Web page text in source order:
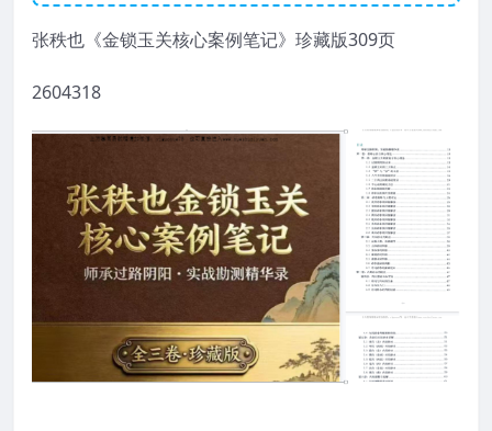
张秩也《金锁玉关核心案例笔记》珍藏版309页
2604318